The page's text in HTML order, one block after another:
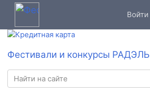
Войти
Фестивали и конкурсы РАДЭЛЬ